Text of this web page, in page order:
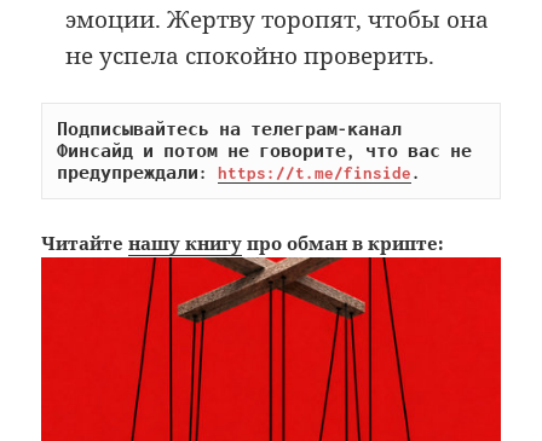
эмоции. Жертву торопят, чтобы она
не успела спокойно проверить.
Подписывайтесь на телеграм-канал
Финсайд и потом не говорите, что вас не
предупреждали: https://t.me/finside.
Читайтенашу книгу про обман в крипте: